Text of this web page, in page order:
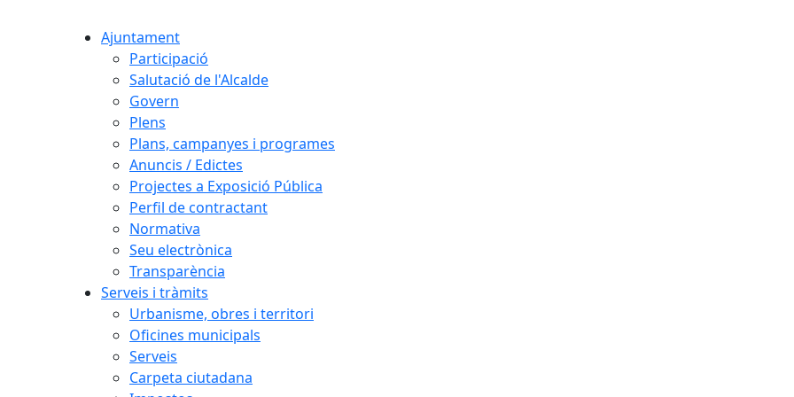
Ajuntament
Participació
Salutació de l'Alcalde
Govern
Plens
Plans, campanyes i programes
Anuncis / Edictes
Projectes a Exposició Pública
Perfil de contractant
Normativa
Seu electrònica
Transparència
Serveis i tràmits
Urbanisme, obres i territori
Oficines municipals
Serveis
Carpeta ciutadana